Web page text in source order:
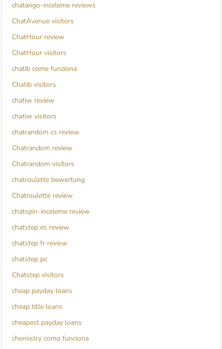
chatango-inceleme reviews
ChatAvenue visitors
ChatHour review
ChatHour visitors
chatib come funziona
Chatib visitors
chatiw review
chatiw visitors
chatrandom cs review
Chatrandom review
Chatrandom visitors
chatroulette bewertung
Chatroulette review
chatspin-inceleme review
chatstep es review
chatstep fr review
chatstep pc
Chatstep visitors
cheap payday loans
cheap title loans
cheapest payday loans
chemistry como funciona